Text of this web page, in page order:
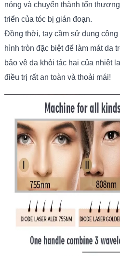
nóng và chuyển thành tổn
triển của tóc bị gián đoạn.
Đồng thời, tay cầm sử dụng công
hình tròn đặc biệt để làm mát da
bảo vệ da khỏi tác hại của nhiệt
điều trị rất an toàn và thoải mái!